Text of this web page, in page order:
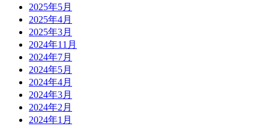
2025年5月
2025年4月
2025年3月
2024年11月
2024年7月
2024年5月
2024年4月
2024年3月
2024年2月
2024年1月